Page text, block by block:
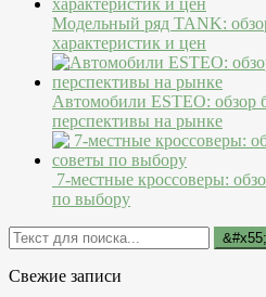
Модельный ряд TANK:
характеристик и цен
Автомобили ESTEO: обзор
перспективы на рынке
7-местные кроссоверы:
по выбору
Свежие записи